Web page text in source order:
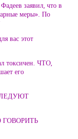
заявил, что в
меры». По
вас этот
токсичен. ЧТО,
его